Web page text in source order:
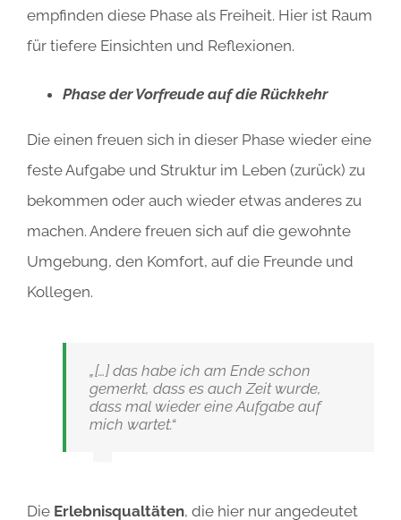
empfinden diese Phase als Freiheit. Hier ist Raum
für tiefere Einsichten und Reflexionen.
Phase der Vorfreude auf die Rückkehr
Die einen freuen sich in dieser Phase wieder eine
feste Aufgabe und Struktur im Leben (zurück) zu
bekommen oder auch wieder etwas anderes zu
machen. Andere freuen sich auf die gewohnte
Umgebung, den Komfort, auf die Freunde und
Kollegen.
„[…] das habe ich am Ende schon
gemerkt, dass es auch Zeit wurde,
dass mal wieder eine Aufgabe auf
mich wartet.“
Die Erlebnisqualtäten, die hier nur angedeutet